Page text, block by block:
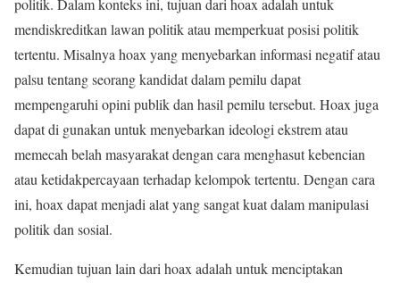
politik. Dalam konteks ini, tujuan dari hoax adalah untuk
mendiskreditkan lawan politik atau memperkuat posisi politik
tertentu. Misalnya hoax yang menyebarkan informasi negatif atau
palsu tentang seorang kandidat dalam pemilu dapat
mempengaruhi opini publik dan hasil pemilu tersebut. Hoax juga
dapat di gunakan untuk menyebarkan ideologi ekstrem atau
memecah belah masyarakat dengan cara menghasut kebencian
atau ketidakpercayaan terhadap kelompok tertentu. Dengan cara
ini, hoax dapat menjadi alat yang sangat kuat dalam manipulasi
politik dan sosial.
Kemudian tujuan lain dari hoax adalah untuk menciptakan